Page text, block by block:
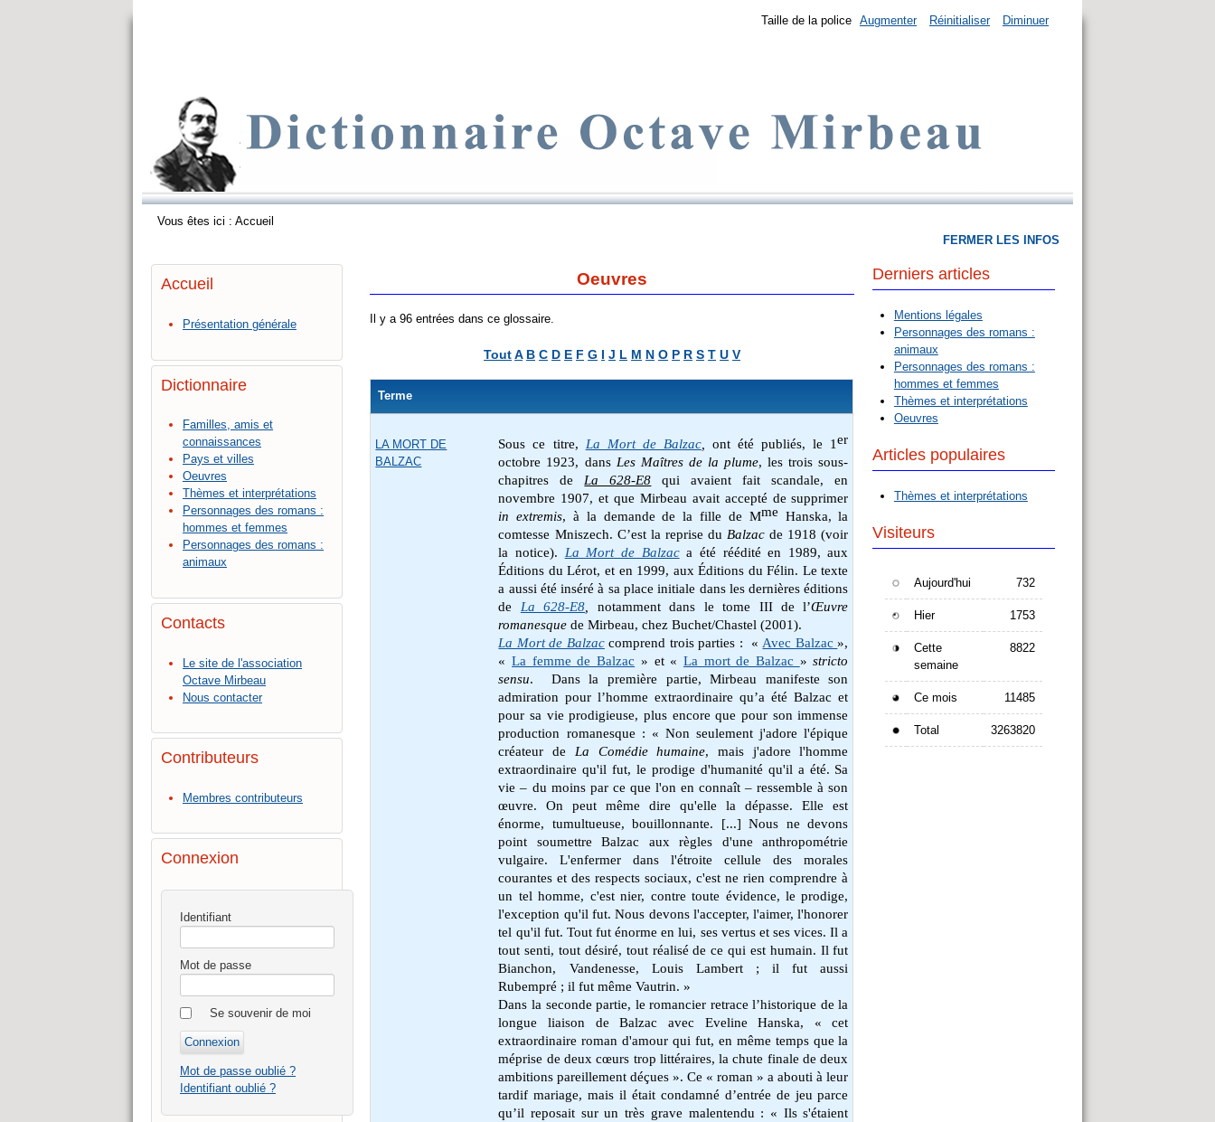
Taille de la police Augmenter Réinitialiser Diminuer
Vous êtes ici : Accueil
Accueil
Présentation générale
Dictionnaire
Familles, amis et
connaissances
Pays et villes
Oeuvres
Thèmes et interprétations
Personnages des romans :
hommes et femmes
Personnages des romans :
animaux
Contacts
Le site de l'association
Octave Mirbeau
Nous contacter
Contributeurs
Membres contributeurs
Connexion
Identifiant
Mot de passe
Se souvenir de moi
Mot de passe oublié ?
Identifiant oublié ?
Oeuvres
Il y a 96 entrées dans ce glossaire.
ToutA B C D E F G I J L M N O P R S T U V
Terme
LA MORT DE
BALZAC
Sous ce titre, La Mort de Balzac, ont été publiés, le 1er
octobre 1923, dans Les Maîtres de la plume, les trois sous-
chapitres de La 628-E8 qui avaient fait scandale, en
novembre 1907, et que Mirbeau avait accepté de supprimer
in extremis, à la demande de la fille de Mme Hanska, la
comtesse Mniszech. C’est la reprise du Balzac de 1918 (voir
la notice). La Mort de Balzac a été réédité en 1989, aux
Éditions du Lérot, et en 1999, aux Éditions du Félin. Le texte
a aussi été inséré à sa place initiale dans les dernières éditions
de La 628-E8 notamment dans le tome III de l’Œuvre
romanesque de Mirbeau, chez Buchet/Chastel (2001).
La Mort de Balzac comprend trois parties : « Avec Balzac»,
«La femme de Balzac » et « La mort de Balzac »stricto
sensu. Dans la première partie, Mirbeau manifeste son
admiration pour l’homme extraordinaire qu’a été Balzac et
pour sa vie prodigieuse, plus encore que pour son immense
production romanesque : « Non seulement j'adore l'épique
créateur de La Comédie humaine, mais j'adore l'homme
extraordinaire qu'il fut, le prodige d'humanité qu'il a été. Sa
vie – du moins par ce que l'on en connaît – ressemble à son
œuvre. On peut même dire qu'elle la dépasse. Elle est
énorme, tumultueuse, bouillonnante. [...] Nous ne devons
point soumettre Balzac aux règles d'une anthropométrie
vulgaire. L'enfermer dans l'étroite cellule des morales
courantes et des respects sociaux, c'est ne rien comprendre à
un tel homme, c'est nier, contre toute évidence, le prodige,
l'exception qu'il fut. Nous devons l'accepter, l'aimer, l'honorer
tel qu'il fut. Tout fut énorme en lui, ses vertus et ses vices. Il a
tout senti, tout désiré, tout réalisé de ce qui est humain. Il fut
Bianchon, Vandenesse, Louis Lambert ; il fut aussi
Rubempré ; il fut même Vautrin. »
Dans la seconde partie, le romancier retrace l’historique de la
longue liaison de Balzac avec Eveline Hanska, « cet
extraordinaire roman d'amour qui fut, en même temps que la
méprise de deux cœurs trop littéraires, la chute finale de deux
ambitions pareillement déçues ». Ce « roman » a abouti à leur
tardif mariage, mais il était condamné d’entrée de jeu parce
qu’il reposait sur un très grave malentendu : « Ils s'étaient
FERMER LES INFOS
Derniers articles
Mentions légales
Personnages des romans :
animaux
Personnages des romans :
hommes et femmes
Thèmes et interprétations
Oeuvres
Articles populaires
Thèmes et interprétations
Visiteurs
Aujourd'hui 732
Hier 1753
Cette
semaine
8822
Ce mois 11485
Total 3263820